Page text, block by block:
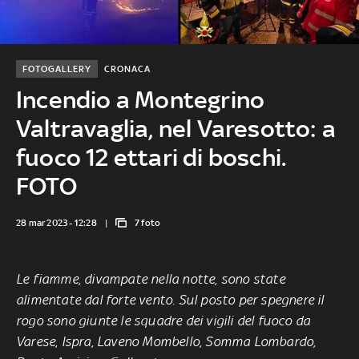
Incendio a Montegrino
Valtravaglia, nel Varesotto: a
fuoco 12 ettari di boschi.
FOTO
CRONACA
FOTOGALLERY
28 mar 2023 - 12:28 7 foto
Le fiamme, divampate nella notte, sono state
alimentate dal forte vento. Sul posto per spegnere il
rogo sono giunte le squadre dei vigili del fuoco da
Varese, Ispra, Laveno Mombello, Somma Lombardo,